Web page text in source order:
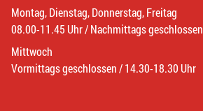
Montag, Dienstag, Donnerstag, Freitag
08.00-11.45 Uhr / Nachmittags geschlossen
Mittwoch
Vormittags geschlossen / 14.30-18.30 Uhr